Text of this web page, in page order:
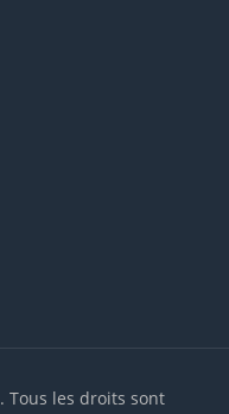
. Tous les droits sont